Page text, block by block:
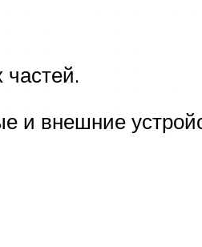
и внешние